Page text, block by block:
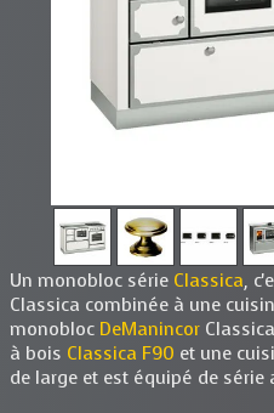
Un monobloc série Classica,
Classica combinée à une
monobloc DeManincor
à bois Classica F90 et une
de large et est équipé de série